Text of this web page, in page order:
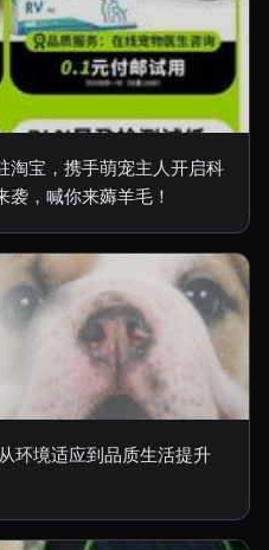
淘宝，携手萌宠主人开启科
，喊你来薅羊毛！
环境适应到品质生活提升